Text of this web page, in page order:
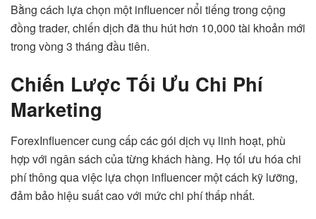
Bằng cách lựa chọn một influencer nổi tiếng trong cộng
đồng trader, chiến dịch đã thu hút hơn 10,000 tài khoản mới
trong vòng 3 tháng đầu tiên.
Chiến Lược Tối Ưu Chi Phí
Marketing
ForexInfluencer cung cấp các gói dịch vụ linh hoạt, phù
hợp với ngân sách của từng khách hàng. Họ tối ưu hóa chi
phí thông qua việc lựa chọn influencer một cách kỹ lưỡng,
đảm bảo hiệu suất cao với mức chi phí thấp nhất.